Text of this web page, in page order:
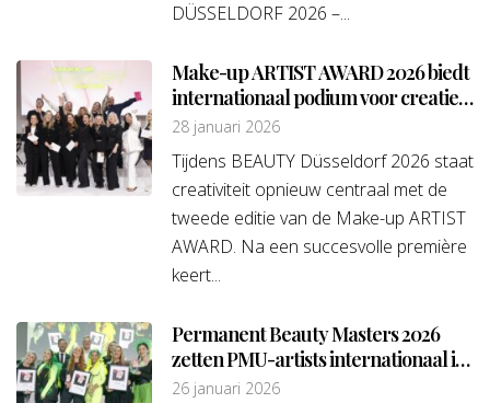
DÜSSELDORF 2026 –...
Make-up ARTIST AWARD 2026 biedt
internationaal podium voor creatief
talent
28 januari 2026
Tijdens BEAUTY Düsseldorf 2026 staat
creativiteit opnieuw centraal met de
tweede editie van de Make-up ARTIST
AWARD. Na een succesvolle première
keert...
Permanent Beauty Masters 2026
zetten PMU-artists internationaal in
de schijnwerpers
26 januari 2026